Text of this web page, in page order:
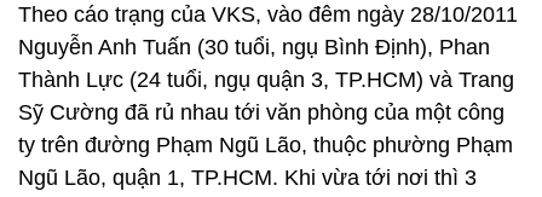
Theo cáo trạng của VKS, vào đêm ngày 28/10/2011
Nguyễn Anh Tuấn (30 tuổi, ngụ Bình Định), Phan
Thành Lực (24 tuổi, ngụ quận 3, TP.HCM) và Trang
Sỹ Cường đã rủ nhau tới văn phòng của một công
ty trên đường Phạm Ngũ Lão, thuộc phường Phạm
Ngũ Lão, quận 1, TP.HCM. Khi vừa tới nơi thì 3